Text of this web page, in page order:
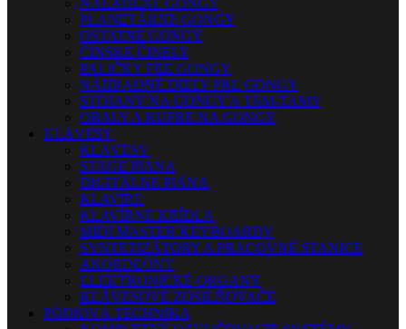
NALADENÉ GONGY
PLANETÁRNE GONGY
OSTATNÉ GONGY
ČÍNSKE ČINELY
PALIČKY PRE GONGY
NÁHRADNÉ DIELY PRE GONGY
STOJANY NA GONGY A TAM-TAMY
OBALY A KUFRE NA GONGY
KLÁVESY
KLÁVESY
STAGE PIÁNA
DIGITÁLNE PIÁNA
KLAVÍRE
KLAVÍRNE KRÍDLA
MIDI MASTER KEYBOARDY
SYNTETIZÁTORY A PRACOVNÉ STANICE
AKORDEÓNY
ELEKTRONICKÉ ORGANY
KLÁVESOVÉ ZOSILŇOVAČE
PÓDIOVÁ TECHNIKA